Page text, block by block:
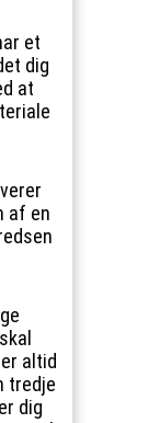
et
dig
at
af en
altid
tredje
dig